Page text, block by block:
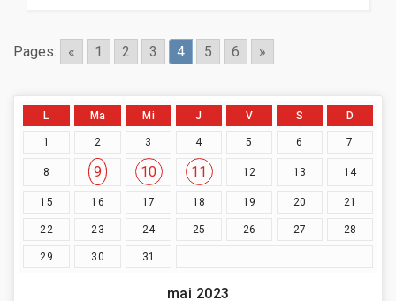
Pages: « 1 2 3 4 5 6 »
mai 2023
L Ma Mi J V S D
1 2 3 4 5 6 7
8 9 10 11 12 13 14
15 16 17 18 19 20 21
22 23 24 25 26 27 28
29 30 31